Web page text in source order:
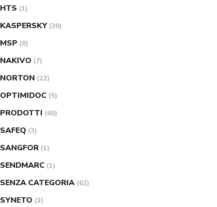
HTS (1)
KASPERSKY (30)
MSP (8)
NAKIVO (7)
NORTON (22)
OPTIMIDOC (5)
PRODOTTI (60)
SAFEQ (3)
SANGFOR (1)
SENDMARC (1)
SENZA CATEGORIA (62)
SYNETO (3)